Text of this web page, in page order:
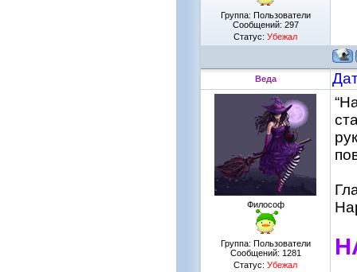
Группа: Пользователи
Сообщений: 297
Статус: Убежал
Веда
Философ
Группа: Пользователи
Сообщений: 1281
Статус: Убежал